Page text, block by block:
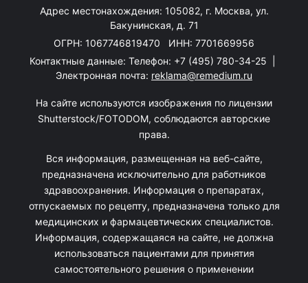
Адрес местонахождения: 105082, г. Москва, ул.
Бакунинская, д. 71
ОГРН: 1067746819470 ИНН: 7701669956
Контактные данные: Телефон: +7 (495) 780-34-25
Электронная почта: reklama@remedium.ru
На сайте используются изображения по лицензии
Shutterstock/FOTODOM, соблюдаются авторские
права.
Вся информация, размещенная на веб-сайте,
предназначена исключительно для работников
здравоохранения. Информация о препаратах,
отпускаемых по рецепту, предназначена только для
медицинских и фармацевтических специалистов.
Информация, содержащаяся на сайте, не должна
использоваться пациентами для принятия
самостоятельного решения о применении